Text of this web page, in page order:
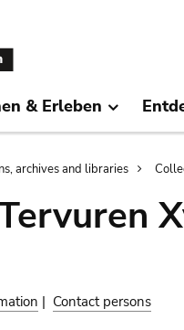
& Erleben
archives and libraries
| Contact persons